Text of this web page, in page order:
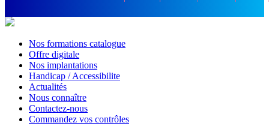
Nos formations catalogue
Offre digitale
Nos implantations
Handicap / Accessibilite
Actualités
Nous connaître
Contactez-nous
Commandez vos contrôles